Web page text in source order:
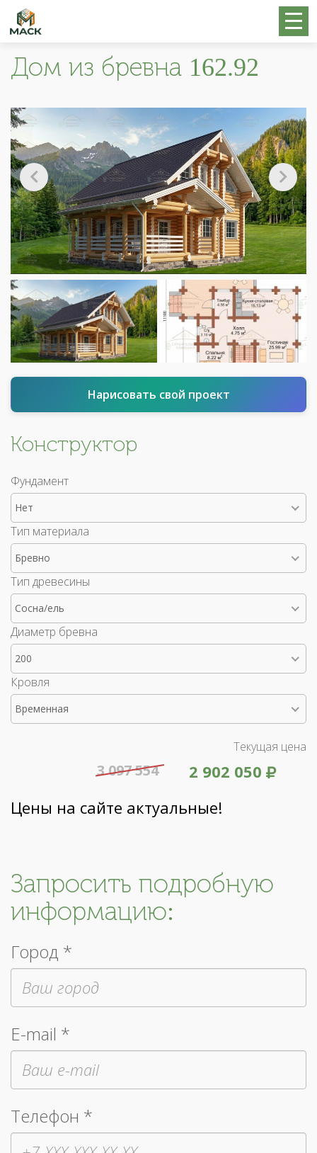
Дом из бревна 162.92
Нарисовать свой проект
Конструктор
Фундамент
Нет
Тип материала
Бревно
Тип древесины
Сосна/ель
Диаметр бревна
200
Кровля
Временная
Текущая цена
2 902 050
3 097 554
Цены на сайте актуальные!
Запросить подробную
информацию:
Город *
E-mail *
Телефон *